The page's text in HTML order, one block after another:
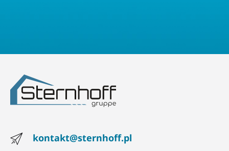
kontakt@sternhoff.pl